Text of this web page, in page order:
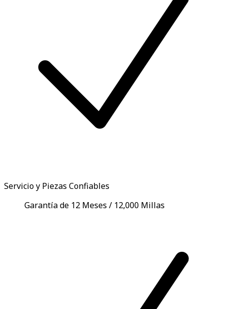
Servicio y Piezas Confiables
Garantía de 12 Meses / 12,000 Millas